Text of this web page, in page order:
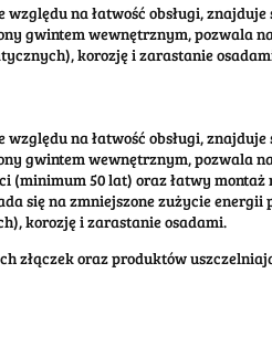
na łatwość obsługi,
gwintem wewnętrznym, pozwala
korozję i zarastanie
na łatwość obsługi,
gwintem wewnętrznym, pozwala
(minimum 50 lat) oraz łatwy
się na zmniejszone zużycie
korozję i zarastanie osadami.
złączek oraz produktów